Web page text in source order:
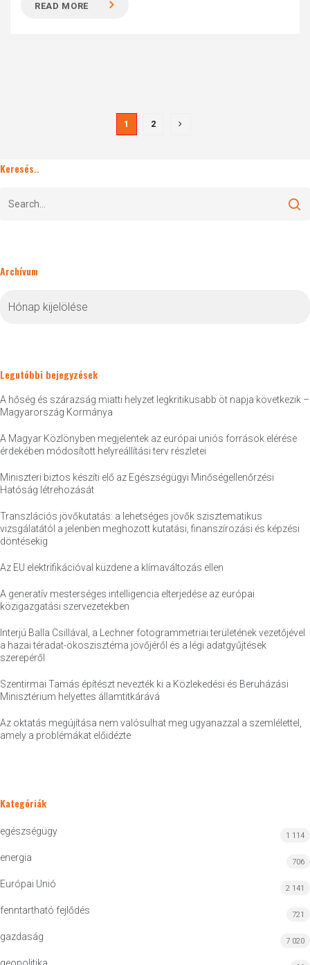
READ MORE
1 2
Keresés..
Archívum
Legutóbbi bejegyzések
A hőség és szárazság miatti helyzet legkritikusabb öt napja következik –
Magyarország Kormánya
A Magyar Közlönyben megjelentek az európai uniós források elérése
érdekében módosított helyreállítási terv részletei
Miniszteri biztos készíti elő az Egészségügyi Minőségellenőrzési
Hatóság létrehozását
Transzlációs jövőkutatás: a lehetséges jövők szisztematikus
vizsgálatától a jelenben meghozott kutatási, finanszírozási és képzési
döntésekig
Az EU elektrifikációval küzdene a klímaváltozás ellen
A generatív mesterséges intelligencia elterjedése az európai
közigazgatási szervezetekben
Interjú Balla Csillával, a Lechner fotogrammetriai területének vezetőjével
a hazai téradat-ökoszisztéma jövőjéről és a légi adatgyűjtések
szerepéről
Szentirmai Tamás építészt nevezték ki a Közlekedési és Beruházási
Minisztérium helyettes államtitkárává
Az oktatás megújítása nem valósulhat meg ugyanazzal a szemlélettel,
amely a problémákat előidézte
Kategóriák
egészségügy 1 114
energia 706
Európai Unió 2 141
fenntartható fejlődés 721
gazdaság 7 020